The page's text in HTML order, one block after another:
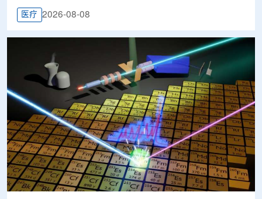
医疗 2026-08-08